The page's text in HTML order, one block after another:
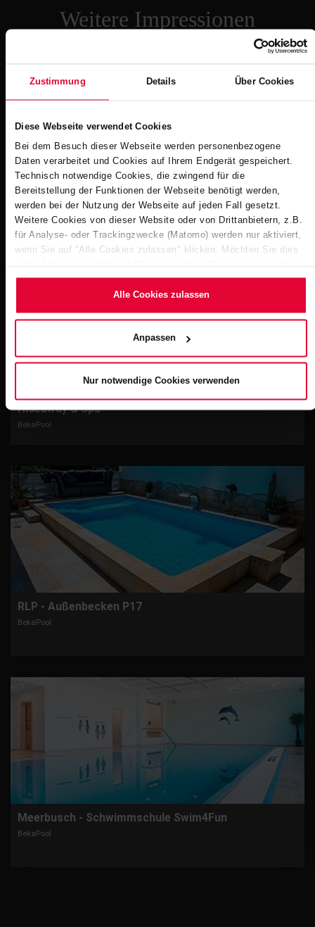
Zustimmung Details Über Cookies
Diese Webseite verwendet Cookies
Bei dem Besuch dieser Webseite werden personenbezogene
Daten verarbeitet und Cookies auf Ihrem Endgerät gespeichert.
Technisch notwendige Cookies, die zwingend für die
Bereitstellung der Funktionen der Webseite benötigt werden,
werden bei der Nutzung der Webseite auf jeden Fall gesetzt.
Weitere Cookies von dieser Website oder von Drittanbietern, z.B.
für Analyse- oder Trackingzwecke (Matomo) werden nur aktiviert,
wenn Sie auf "Alle Cookies zulassen" klicken. Möchten Sie dies
Mehr dazu (einschließlich der Möglichkeit, die
Einwilligungserklärung zu ändern oder zu widerrufen) erfahren Sie
derDatenschutzerklärung.
Alle Cookies zulassen
Anpassen
Nur notwendige Cookies verwenden
Weitere Impressionen
Lavant / A - Dolomitengolf Suites
BekaPool
Simonsberg - Hotel Lundenbergsand Nordsee
Hideaway & Spa
BekaPool
RLP - Außenbecken P17
BekaPool
Meerbusch - Schwimmschule Swim4Fun
BekaPool